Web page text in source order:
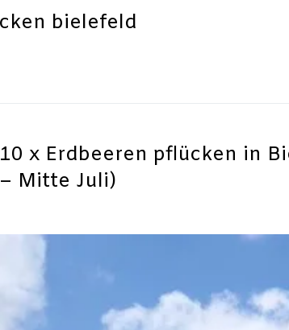
bielefeld
10 x Erdbeeren pflücken in
– Mitte Juli)